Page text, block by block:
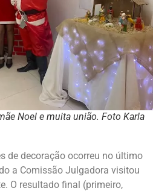
Noel e muita união. Foto Karla
de decoração ocorreu no último
a Comissão Julgadora visitou
O resultado final (primeiro,